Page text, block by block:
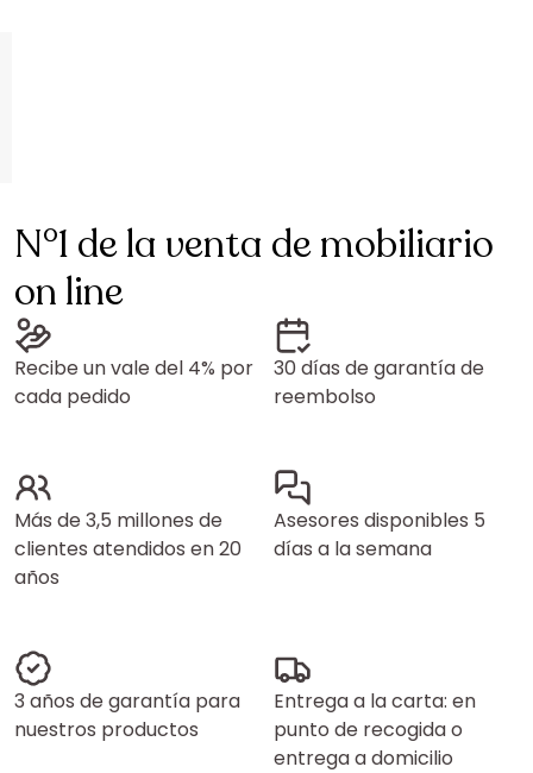
N°1 de la venta de mobiliario
on line
Recibe un vale del 4% por
cada pedido
30 días de garantía de
reembolso
Más de 3,5 millones de
clientes atendidos en 20
años
Asesores disponibles 5
días a la semana
3 años de garantía para
nuestros productos
Entrega a la carta: en
punto de recogida o
entrega a domicilio